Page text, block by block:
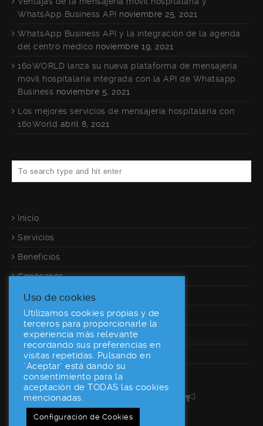
WhatsApp Business API noviembre 25, 2021
WhatsApp Business API y la integración de la agenda
del centro médico noviembre 19, 2021
160WORLD lanza su nueva plataforma de mensajería
móvil hospitalaria integrada con la API de Whatsapp
Business noviembre 5, 2021
Los mejores servicios de mensajería hospitalaria con
160World abril 8, 2021
Inicio
Servicios
Beneficios
Conócenos
Referencias
Calculadora
Contacto
Desarrolladores
160World En Las Redes
Uso de cookies
Utilizamos cookies propias y de
terceros para proporcionarle la
experiencia más relevante
recordando sus preferencias en
visitas repetidas. Pulsando en
"Aceptar" está dando su
consentimiento para la
aceptación de TODAS las cookies
mencionadas.
Configuración de Cookies